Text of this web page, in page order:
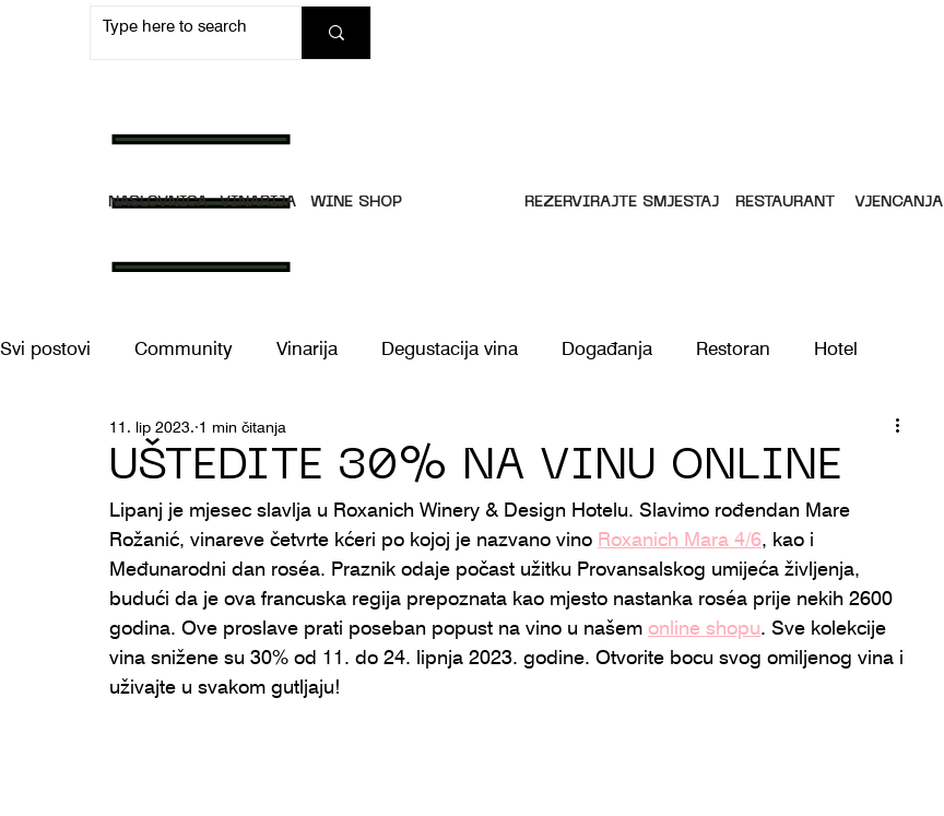
NASLOVNICA VINARIJA WINE SHOP REZERVIRAJTE SMJEŠTAJ RESTAURANT VJENČANJA
Svi postovi Community Vinarija Degustacija vina Događanja Restoran Hotel
Doživljaji
UŠTEDITE 30% NA VINU ONLINE
11. lip 2023. 1 min čitanja
Lipanj je mjesec slavlja u Roxanich Winery & Design Hotelu. Slavimo rođendan Mare
Rožanić, vinareve četvrte kćeri po kojoj je nazvano vino Roxanich Mara 4/6, kao i
Međunarodni dan roséa. Praznik odaje počast užitku Provansalskog umijeća življenja,
budući da je ova francuska regija prepoznata kao mjesto nastanka roséa prije nekih 2600
godina. Ove proslave prati poseban popust na vino u našem online shopu. Sve kolekcije
vina snižene su 30% od 11. do 24. lipnja 2023. godine. Otvorite bocu svog omiljenog vina i
uživajte u svakom gutljaju!